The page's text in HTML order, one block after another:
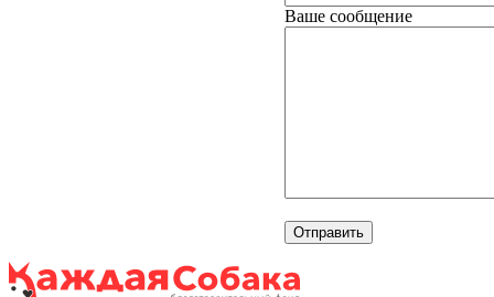
Ваше сообщение